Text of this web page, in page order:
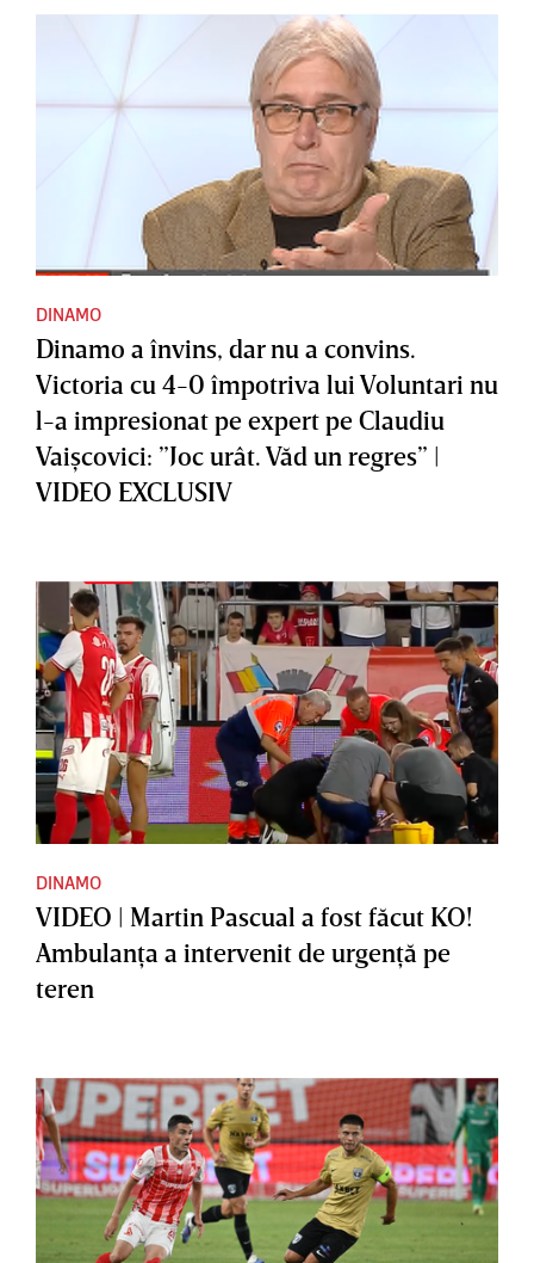
DINAMO
Dinamo a învins, dar nu a convins.
Victoria cu 4-0 împotriva lui Voluntari nu
l-a impresionat pe expert pe Claudiu
Vaişcovici: ”Joc urât. Văd un regres” |
VIDEO EXCLUSIV
DINAMO
VIDEO | Martin Pascual a fost făcut KO!
Ambulanţa a intervenit de urgenţă pe
teren